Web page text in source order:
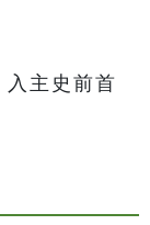
入主史前首